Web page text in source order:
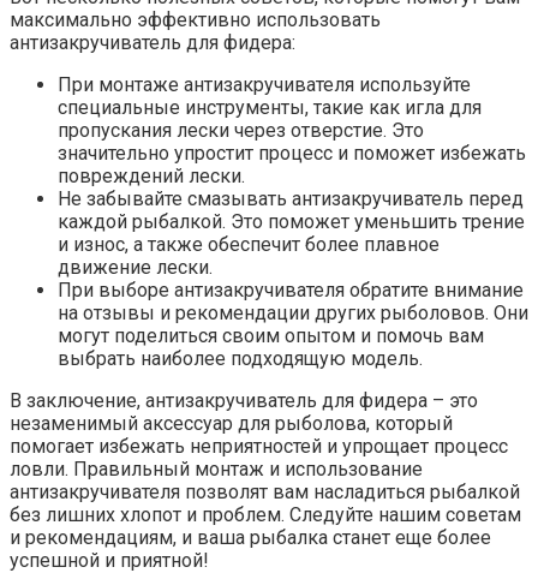
максимально эффективно использовать
антизакручиватель для фидера:
При монтаже антизакручивателя используйте
специальные инструменты, такие как игла для
пропускания лески через отверстие. Это
значительно упростит процесс и поможет избежать
повреждений лески.
Не забывайте смазывать антизакручиватель перед
каждой рыбалкой. Это поможет уменьшить трение
и износ, а также обеспечит более плавное
движение лески.
При выборе антизакручивателя обратите внимание
на отзывы и рекомендации других рыболовов. Они
могут поделиться своим опытом и помочь вам
выбрать наиболее подходящую модель.
В заключение, антизакручиватель для фидера – это
незаменимый аксессуар для рыболова, который
помогает избежать неприятностей и упрощает процесс
ловли. Правильный монтаж и использование
антизакручивателя позволят вам насладиться рыбалкой
без лишних хлопот и проблем. Следуйте нашим советам
и рекомендациям, и ваша рыбалка станет еще более
успешной и приятной!